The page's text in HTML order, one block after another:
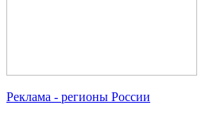
Реклама - регионы России